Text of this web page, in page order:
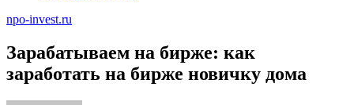
npo-invest.ru
Зарабатываем на бирже: как
заработать на бирже новичку дома